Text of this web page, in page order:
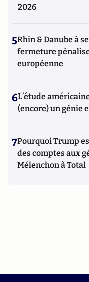
2026
5Rhin & Danube à
fermeture
européenne
6L’étude
(encore) un génie
7Pourquoi Trump
des comptes aux
Mélenchon à Total